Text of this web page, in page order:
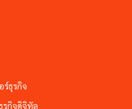
ร์ธุรกิจ
รกิจดิจิทัล